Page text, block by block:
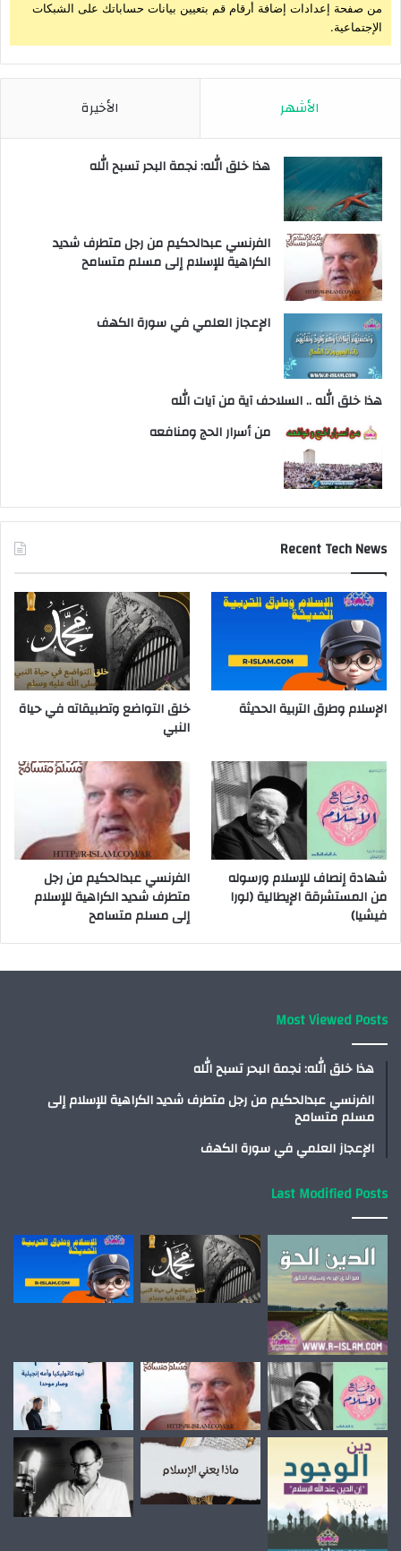
من صفحة إعدادات إضافة أرقام قم بتعيين بيانات حساباتك على الشبكات
الإجتماعية.
الأشهر الأخيرة
هذا خلق الله: نجمة البحر تسبح الله
الفرنسي عبدالحكيم من رجل متطرف شديد
الكراهية للإسلام إلى مسلم متسامح
الإعجاز العلمي في سورة الكهف
هذا خلق الله .. السلاحف آية من آيات الله
من أسرار الحج ومنافعه
Recent Tech News
الإسلام وطرق التربية الحديثة
خلق التواضع وتطبيقاته في حياة
النبي
شهادة إنصاف للإسلام ورسوله
من المستشرقة الإيطالية (لورا
فيشيا)
الفرنسي عبدالحكيم من رجل
متطرف شديد الكراهية للإسلام
إلى مسلم متسامح
Most Viewed Posts
هذا خلق الله: نجمة البحر تسبح الله
الفرنسي عبدالحكيم من رجل متطرف شديد الكراهية للإسلام إلى
مسلم متسامح
الإعجاز العلمي في سورة الكهف
Last Modified Posts